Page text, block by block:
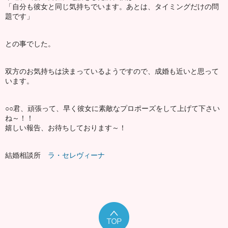
「自分も彼女と同じ気持ちでいます。あとは、タイミングだけの問
題です」
との事でした。
双方のお気持ちは決まっているようですので、成婚も近いと思って
います。
○○君、頑張って、早く彼女に素敵なプロポーズをして上げて下さい
ね～！！
嬉しい報告、お待ちしております～！
結婚相談所 ラ・セレヴィーナ